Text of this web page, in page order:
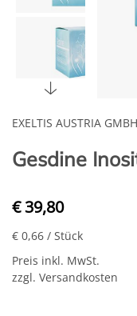
EXELTIS AUSTRIA GMBH
Gesdine
€ 39,80
€ 0,66 / Stück
Preis inkl. MwSt.
zzgl. Versandkosten